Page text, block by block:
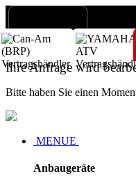
Ihre Anfrage wird
Bitte haben Sie einen
MENUE
Anbaugeräte